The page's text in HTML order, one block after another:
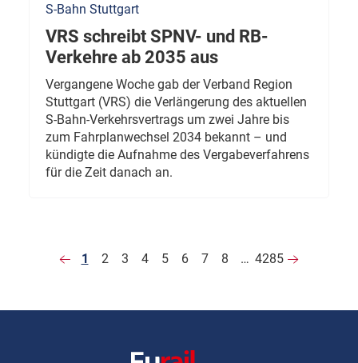
S-Bahn Stuttgart
VRS schreibt SPNV- und RB-
Verkehre ab 2035 aus
Vergangene Woche gab der Verband Region
Stuttgart (VRS) die Verlängerung des aktuellen
S-Bahn-Verkehrsvertrags um zwei Jahre bis
zum Fahrplanwechsel 2034 bekannt – und
kündigte die Aufnahme des Vergabeverfahrens
für die Zeit danach an.
1 2 3 4 5 6 7 8 … 4285